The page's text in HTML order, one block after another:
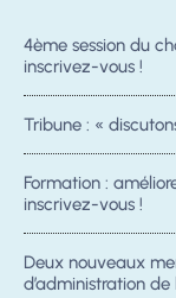
4ème session du
inscrivez-vous !
Tribune : «
Formation :
inscrivez-vous !
Deux nouveaux
d’administration de